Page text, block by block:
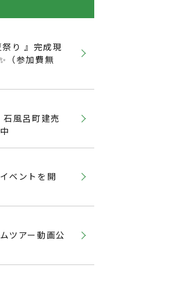
り 』完成現
（参加費無
風呂町建売
ベントを開
ツアー動画公